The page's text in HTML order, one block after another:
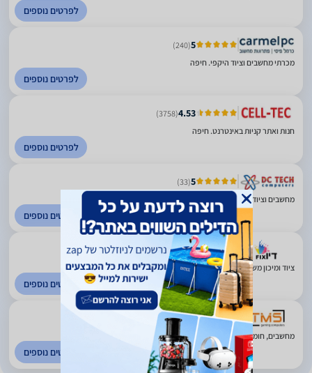
לפרטים נוספים
5
(240)
מכרתי מחשבים וציוד היקפי. חיפה
לפרטים נוספים
4.53
(3758)
חנות ואתר קניות באינטרנט. חיפה
לפרטים נוספים
5
(33)
מחשבים וציוד היקפי. חיפה
לפרטים נוספים
2.91
(2932)
ציוד ומיכון משרדי. חיפה
לפרטים נוספים
4.67
(606)
מחשבים, חומרה, תוכנה וציוד היקפי. אילת
לפרטים נוספים